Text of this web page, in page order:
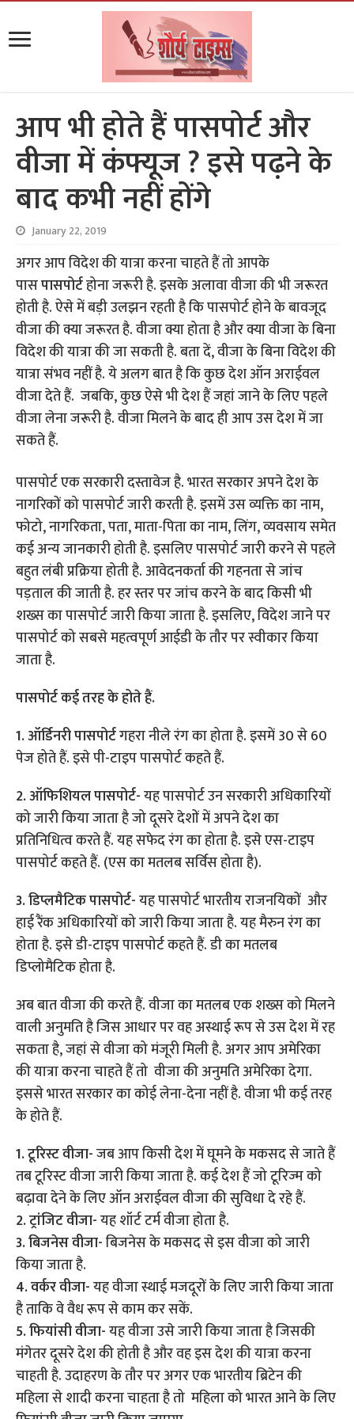
आप भी होते हैं पासपोर्ट और
वीजा में कंफ्यूज ? इसे पढ़ने के
बाद कभी नहीं होंगे
January 22, 2019
अगर आप विदेश की यात्रा करना चाहते हैं तो आपके
पासपासपोर्टहोना जरूरी है. इसके अलावा वीजा की भी जरूरत
होती है. ऐसे में बड़ी उलझन रहती है कि पासपोर्ट होने के बावजूद
वीजा की क्या जरूरत है. वीजा क्या होता है और क्या वीजा के बिना
विदेश की यात्रा की जा सकती है. बता दें, वीजा के बिना विदेश की
यात्रा संभव नहीं है. ये अलग बात है कि कुछ देश ऑन अराईवल
वीजा देते हैं. जबकि, कुछ ऐसे भी देश हैं जहां जाने के लिए पहले
वीजा लेना जरूरी है. वीजा मिलने के बाद ही आप उस देश में जा
सकते हैं.
पासपोर्ट एक सरकारी दस्तावेज है. भारत सरकार अपने देश के
नागरिकों को पासपोर्ट जारी करती है. इसमें उस व्यक्ति का नाम,
फोटो, नागरिकता, पता, माता-पिता का नाम, लिंग, व्यवसाय समेत
कई अन्य जानकारी होती है. इसलिए पासपोर्ट जारी करने से पहले
बहुत लंबी प्रक्रिया होती है. आवेदनकर्ता की गहनता से जांच
पड़ताल की जाती है. हर स्तर पर जांच करने के बाद किसी भी
शख्स का पासपोर्ट जारी किया जाता है. इसलिए, विदेश जाने पर
पासपोर्ट को सबसे महत्वपूर्ण आईडी के तौर पर स्वीकार किया
जाता है.
पासपोर्ट कई तरह के होते हैं.
1. ऑर्डिनरी पासपोर्टगहरा नीले रंग का होता है. इसमें 30 से 60
पेज होते हैं. इसे पी-टाइप पासपोर्ट कहते हैं.
2. ऑफिशियल पासपोर्ट-यह पासपोर्ट उन सरकारी अधिकारियों
को जारी किया जाता है जो दूसरे देशों में अपने देश का
प्रतिनिधित्व करते हैं. यह सफेद रंग का होता है. इसे एस-टाइप
पासपोर्ट कहते हैं. (एस का मतलब सर्विस होता है).
3. डिप्लमैटिक पासपोर्ट-यह पासपोर्ट भारतीय राजनयिकों और
हाई रैंक अधिकारियों को जारी किया जाता है. यह मैरुन रंग का
होता है. इसे डी-टाइप पासपोर्ट कहते हैं. डी का मतलब
डिप्लोमैटिक होता है.
अब बात वीजा की करते हैं. वीजा का मतलब एक शख्स को मिलने
वाली अनुमति है जिस आधार पर वह अस्थाई रूप से उस देश में रह
सकता है, जहां से वीजा को मंजूरी मिली है. अगर आप अमेरिका
की यात्रा करना चाहते हैं तो वीजा की अनुमति अमेरिका देगा.
इससे भारत सरकार का कोई लेना-देना नहीं है. वीजा भी कई तरह
के होते हैं.
1. टूरिस्ट वीजा-जब आप किसी देश में घूमने के मकसद से जाते हैं
तब टूरिस्ट वीजा जारी किया जाता है. कई देश हैं जो टूरिज्म को
बढ़ावा देने के लिए ऑन अराईवल वीजा की सुविधा दे रहे हैं.
2. ट्रांजिट वीजा-यह शॉर्ट टर्म वीजा होता है.
3. बिजनेस वीजा-बिजनेस के मकसद से इस वीजा को जारी
किया जाता है.
4. वर्कर वीजा-यह वीजा स्थाई मजदूरों के लिए जारी किया जाता
है ताकि वे वैध रूप से काम कर सकें.
5. फियांसी वीजा-यह वीजा उसे जारी किया जाता है जिसकी
मंगेतर दूसरे देश की होती है और वह इस देश की यात्रा करना
चाहती है. उदाहरण के तौर पर अगर एक भारतीय ब्रिटेन की
महिला से शादी करना चाहता है तो महिला को भारत आने के लिए